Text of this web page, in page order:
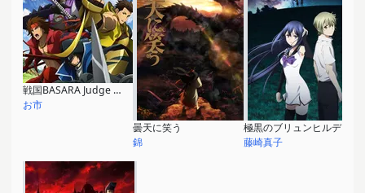
戦国BASARA Judge End
お市
曇天に笑う
錦
極黒のブリュンヒルデ
藤崎真子